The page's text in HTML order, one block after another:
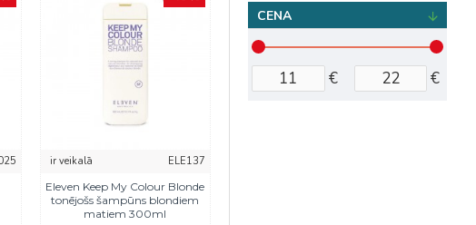
ir veikalā
ELE137
Eleven Keep My Colour Blonde
tonējošs šampūns blondiem
matiem 300ml
CENA
€ €